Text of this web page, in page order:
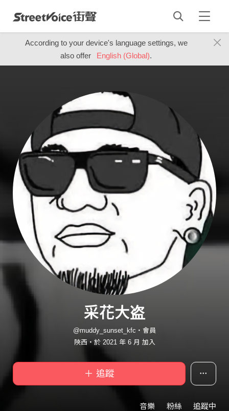
According to your device's language settings, we
also offer
English (Global).
采花大盗
@muddy_sunset_kfc・會員
陝西・於 2021 年 6 月 加入
＋ 追蹤
音樂 粉絲 追蹤中